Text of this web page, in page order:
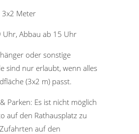
3x2 Meter
Uhr, Abbau ab 15 Uhr
oder sonstige
sind nur erlaubt, wenn alles
(3x2 m) passt.
Parken: Es ist nicht möglich
auf den Rathausplatz zu
auf den